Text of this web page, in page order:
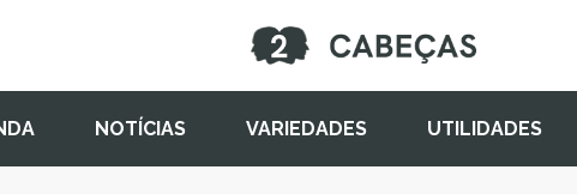
NOTÍCIAS VARIEDADES UTILIDADES